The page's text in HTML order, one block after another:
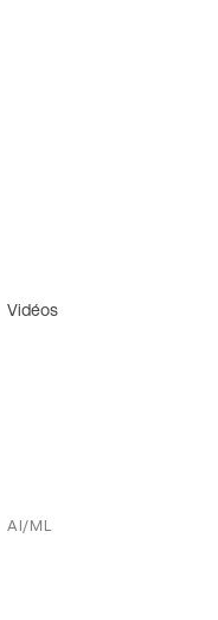
Vidéos
AI/ML